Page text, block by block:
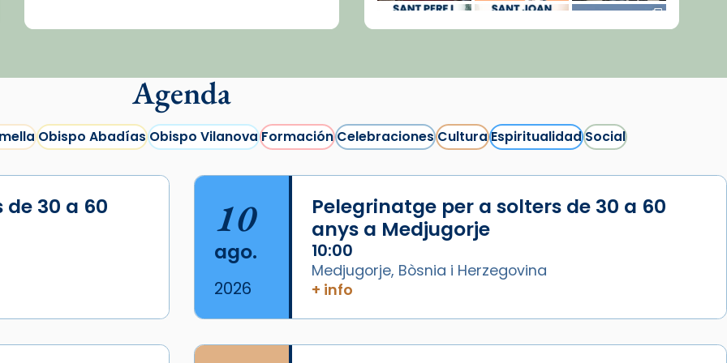
Cargar más...
Agenda
Obispo AbadíasObispo VilanovaFormaciónCelebracionesCulturaEspiritualidadSocial
30 a 60
10
ago.
2026
Pelegrinatge per a solters de 30 a 60
anys a Medjugorje
10:00
Medjugorje, Bòsnia i Herzegovina
+ info